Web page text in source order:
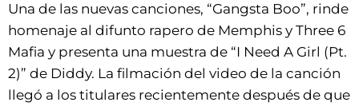
Una de las nuevas canciones, “Gangsta Boo”, rinde
homenaje al difunto rapero de Memphis y Three 6
Mafia y presenta una muestra de “I Need A Girl (Pt.
2)” de Diddy. La filmación del video de la canción
llegó a los titulares recientemente después de que